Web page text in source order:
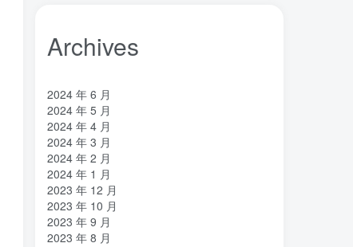
关键帧 (6) 全屏滚动
亿万富翁(2)
下载 (1) VAT
stable diffusion
GPT-4(1)
Archives
2024 年 6 月
2024 年 5 月
2024 年 4 月
2024 年 3 月
2024 年 2 月
2024 年 1 月
2023 年 12 月
2023 年 10 月
2023 年 9 月
2023 年 8 月